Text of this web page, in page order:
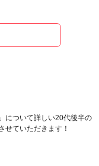
について詳しい20代後半の
せていただきます！